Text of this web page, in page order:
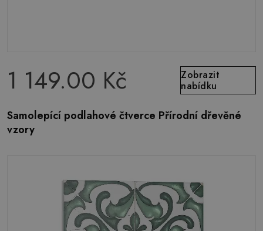
1 149.00 Kč
Zobrazit
nabídku
Samolepící podlahové čtverce Přírodní dřevěné
vzory